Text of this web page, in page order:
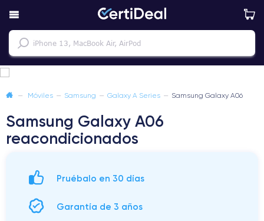
— Móviles — Samsung — Galaxy A Series — Samsung Galaxy A06
Samsung Galaxy A06
reacondicionados
Pruébalo en 30 días
Garantía de 3 años